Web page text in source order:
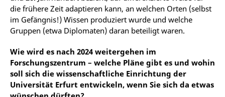
die frühere Zeit adaptieren kann, an welchen Orten (selbst
im Gefängnis!) Wissen produziert wurde und welche
Gruppen (etwa Diplomaten) daran beteiligt waren.
Wie wird es nach 2024 weitergehen im
Forschungszentrum – welche Pläne gibt es und wohin
soll sich die wissenschaftliche Einrichtung der
Universität Erfurt entwickeln, wenn Sie sich da etwas